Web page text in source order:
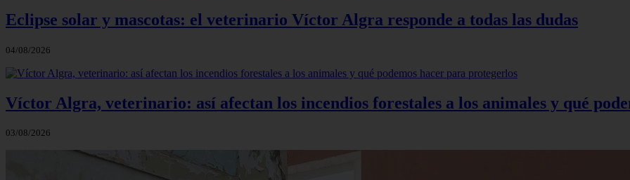
Eclipse solar y mascotas: el veterinario Víctor Algra responde a todas las dudas
04/08/2026
Víctor Algra, veterinario: así afectan los incendios forestales a los animales y qué
03/08/2026